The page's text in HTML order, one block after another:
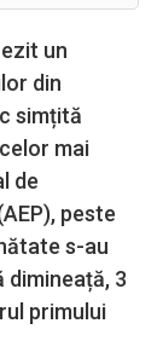
un
din
simțită
mai
de
peste
s-au
dimineață, 3
primului